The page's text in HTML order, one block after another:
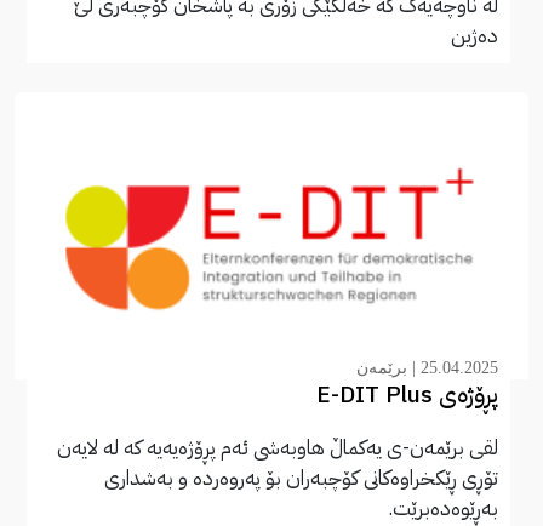
دەژین
25.04.2025 | برێمەن
پڕۆژەی E-DIT Plus
لقی برێمەن-ی یەکماڵ هاوبەشی ئەم پڕۆژەیەیە کە لە لایەن
تۆڕی ڕێکخراوەکانی کۆچبەران بۆ پەروەردە و بەشداری
بەڕێوەدەبرێت.